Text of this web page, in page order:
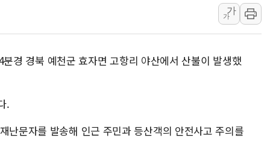
종합특검, '尹 관저 이전
코스피·코스닥 오전 동
'입추'인데 연일 찜통더
"최대 2시간 앞서 침수
유니슨 "국내생산세액
창호 교체하다 난간 무
장동혁 "규제와 대출 풀
[속보] 종합특검, '尹 관저
AI에 승부 건 네이버…내
가
가
경 경북 예천군 효자면 고항리 야산에서 산불이 발생했
.
난문자를 발송해 인근 주민과 등산객의 안전사고 주의를